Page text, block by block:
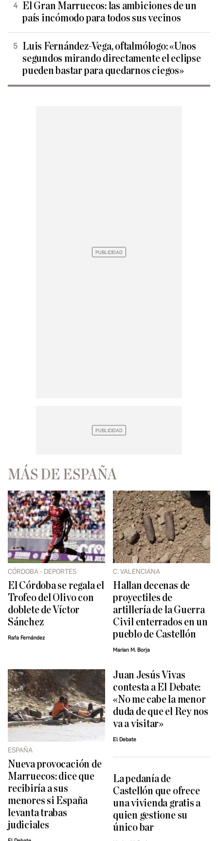
El Gran Marruecos: las ambiciones de un
país incómodo para todos sus vecinos
Luis Fernández-Vega, oftalmólogo: «Unos
segundos mirando directamente el eclipse
pueden bastar para quedarnos ciegos»
MÁS DE ESPAÑA
CÓRDOBA - DEPORTES
El Córdoba se regala el
Trofeo del Olivo con
doblete de Víctor
Sánchez
Rafa Fernández
C. VALENCIANA
Hallan decenas de
proyectiles de
artillería de la Guerra
Civil enterrados en un
pueblo de Castellón
Marian M. Borja
ESPAÑA
Nueva provocación de
Marruecos: dice que
recibiría a sus
menores si España
levanta trabas
judiciales
Juan Jesús Vivas
contesta a El Debate:
«No me cabe la menor
duda de que el Rey nos
va a visitar»
El Debate
La pedanía de
Castellón que ofrece
una vivienda gratis a
quien gestione su
único bar